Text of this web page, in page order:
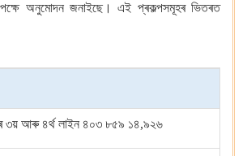
অনুমোদন জনাইছে। এই প্ৰকল্পসমূহৰ ভিতৰত
৩য় আৰু ৪ৰ্থ লাইন ৪০৩ ৮৫৯ ১৪,৯২৬